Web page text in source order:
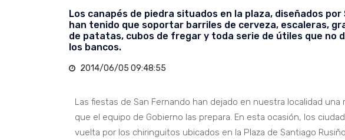
Los canapés de piedra situados en la plaza, diseñados
han tenido que soportar barriles de cerveza, escaleras,
de patatas, cubos de fregar y toda serie de útiles que no
los bancos.
2014/06/05 09:48:55
Las fiestas de San Fernando han dejado en nuestra localidad
que el equipo de Gobierno las prepara. En esta ocasión, los
vuelta por los chiringuitos ubicados en la Plaza de Santiago